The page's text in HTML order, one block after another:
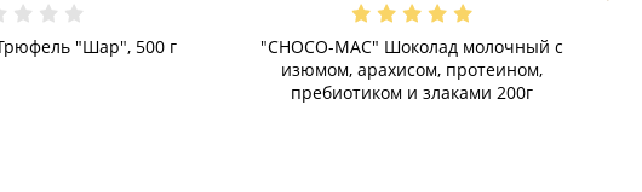
"Шар", 500 г
"CHOCO-MAC" Шоколад молочный с
изюмом, арахисом, протеином,
пребиотиком и злаками 200г